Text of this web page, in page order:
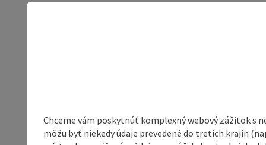
Chceme vám poskytnúť komplexný webový zážitok s
môžu byť niekedy údaje prevedené do tretích krajín